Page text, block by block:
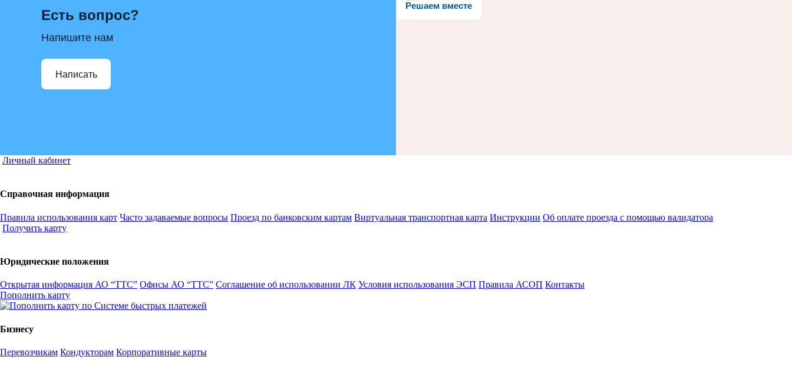
Решаем вместе
Есть вопрос?
Напишите нам
Написать
Личный кабинет
Справочная информация
Правила использования карт Часто задаваемые вопросы Проезд по банковским картам Виртуальная транспортная карта Инструкции Об оплате проезда с помощью валидатора
Получить карту
Юридические положения
Открытая информация АО “ТТС” Офисы АО “ТТС” Соглашение об использовании ЛК Условия использования ЭСП Правила АСОП Контакты
Пополнить карту
Бизнесу
Перевозчикам Кондукторам Корпоративные карты